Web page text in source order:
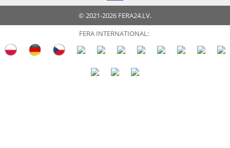
© 2021-2026 FERA24.LV.
FERA INTERNATIONAL: